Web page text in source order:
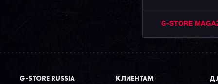
G-STORE
G-STORE RUSSIA КЛИЕНТАМ